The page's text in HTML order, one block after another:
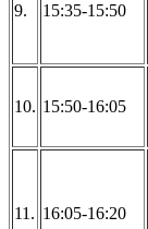
9. 15:35-15:50
10. 15:50-16:05
11. 16:05-16:20